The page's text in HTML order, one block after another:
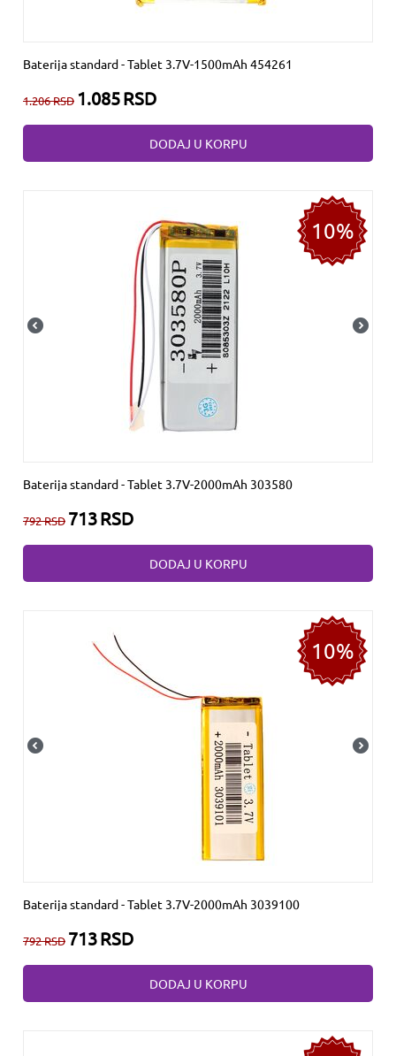
Baterija standard - Tablet 3.7V-1500mAh 454261
1.206RSD 1.085RSD
DODAJ U KORPU
10%
Baterija standard - Tablet 3.7V-2000mAh 303580
792RSD 713RSD
DODAJ U KORPU
10%
Baterija standard - Tablet 3.7V-2000mAh 3039100
792RSD 713RSD
DODAJ U KORPU